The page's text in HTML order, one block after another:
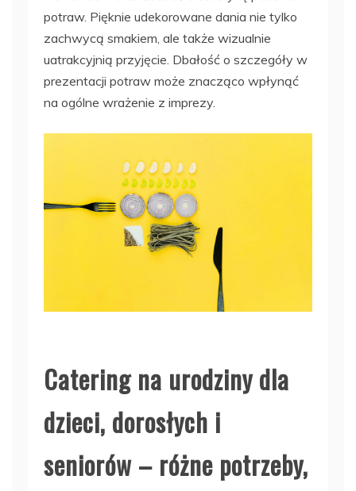
potraw. Pięknie udekorowane dania nie tylko
zachwycą smakiem, ale także wizualnie
uatrakcyjnią przyjęcie. Dbałość o szczegóły w
prezentacji potraw może znacząco wpłynąć
na ogólne wrażenie z imprezy.
Catering na urodziny dla
dzieci, dorosłych i
seniorów – różne potrzeby,